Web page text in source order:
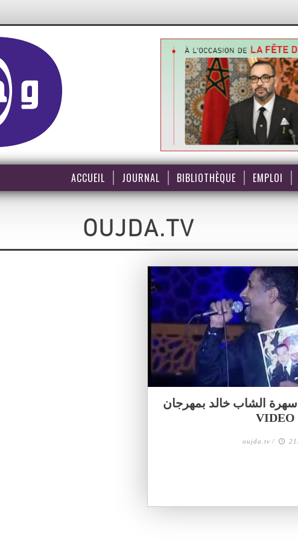
ACCUEIL JOURNAL BIBLIOTHÈQUE EMPLOI
OUJDA.TV
الشاب خالد بمهرجان
oujda.tv /